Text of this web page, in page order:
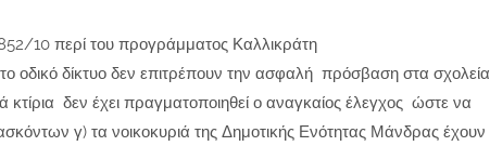
10 περί του προγράμματος Καλλικράτη
οδικό δίκτυο δεν επιτρέπουν την ασφαλή πρόσβαση στα σχολεία
δεν έχει πραγματοποιηθεί ο αναγκαίος έλεγχος ώστε να
γ) τα νοικοκυριά της Δημοτικής Ενότητας Μάνδρας έχουν